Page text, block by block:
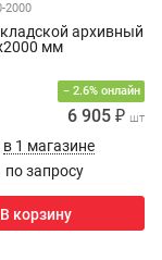
2000
архивный
мм
− 2.6% онлайн
6 905 ₽ шт
в 1 магазине
по запросу
В корзину